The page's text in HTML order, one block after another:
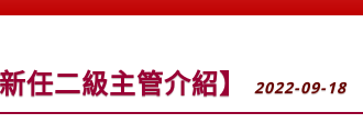
任二級主管介紹】 2022-09-18